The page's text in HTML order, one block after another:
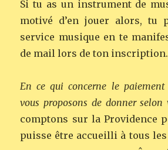
Si tu as un instrument de
motivé d’en jouer alors, tu
service musique en te
de mail lors de ton inscription.
En ce qui concerne le paiement
vous proposons de donner
comptons sur la Providence
puisse être accueilli à tous